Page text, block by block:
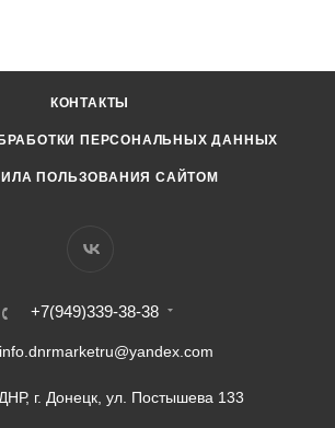
КОНТАКТЫ
ПЕРСОНАЛЬНЫХ ДАННЫХ
ПОЛЬЗОВАНИЯ САЙТОМ
+7(949)339-38-38
info.dnrmarketru@yandex.com
г. Донецк, ул. Постышева 133